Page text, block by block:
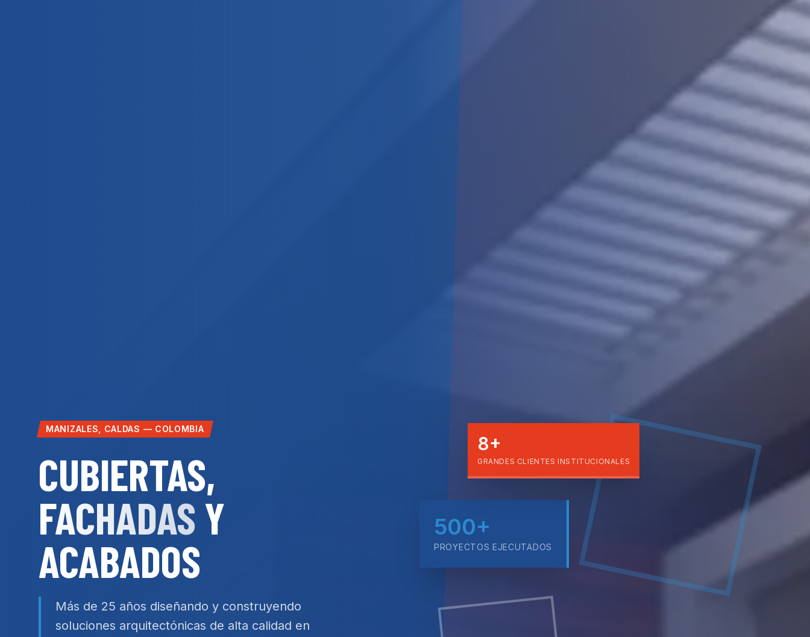
MANIZALES, CALDAS — COLOMBIA
CUBIERTAS,
FACHADASY
ACABADOS
Más de 25 años diseñando y construyendo
soluciones arquitectónicas de alta calidad en
500+
PROYECTOS EJECUTADOS
8+
GRANDES CLIENTES INSTITUCIONALES